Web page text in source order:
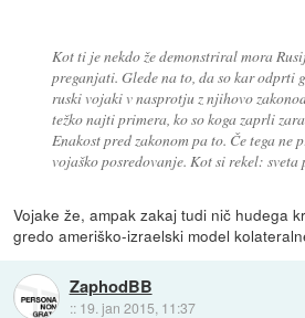
Kot ti je nekdo že demonstriral mora
preganjati. Glede na to, da so kar odprti
ruski vojaki v nasprotju z njihovo
težko najti primera, ko so koga zaprli
Enakost pred zakonom pa to. Če tega ne
vojaško posredovanje. Kot si rekel: sveta
Vojake že, ampak zakaj tudi nič hudega
gredo ameriško-izraelski model
ZaphodBB
:: 19. jan 2015, 11:37